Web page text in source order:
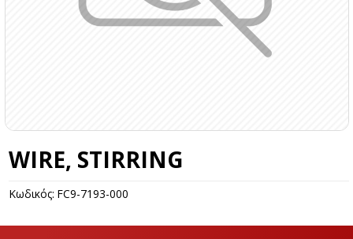
WIRE, STIRRING
Κωδικός: FC9-7193-000